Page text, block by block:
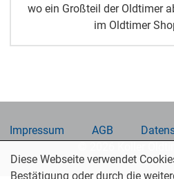
wo ein Großteil der Oldtimer
im Oldtimer
Impressum AGB
Diese Webseite verwendet
Bestätigung oder durch die